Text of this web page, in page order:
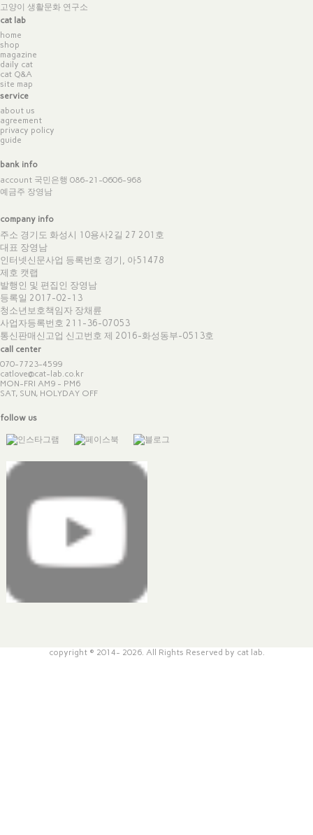
고양이 생활문화 연구소
cat lab
home
shop
magazine
daily cat
cat Q&A
site map
service
about us
agreement
privacy policy
guide
bank info
account 국민은행 086-21-0606-968
예금주 장영남
company info
주소 경기도 화성시 10용사2길 27 201호
대표 장영남
인터넷신문사업 등록번호 경기, 아51478
제호 캣랩
발행인 및 편집인 장영남
등록일 2017-02-13
청소년보호책임자 장채륜
사업자등록번호 211-36-07053
통신판매신고업 신고번호 제 2016-화성동부-0513호
call center
070-7723-4599
catlove@cat-lab.co.kr
MON-FRI AM9 - PM6
SAT, SUN, HOLYDAY OFF
follow us
copyright © 2014- 2026. All Rights Reserved by cat lab.